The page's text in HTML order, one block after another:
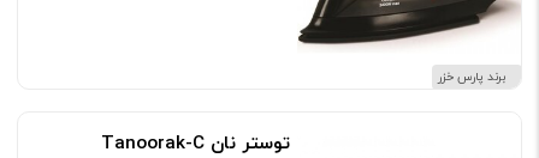
برند پارس خزر
توستر نان Tanoorak-C